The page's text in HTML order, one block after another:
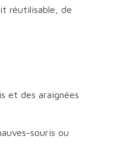
réutilisable, de
et des araignées
souris ou